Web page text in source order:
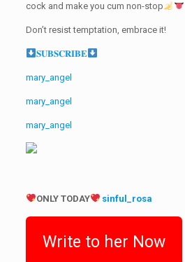
cock and make you cum non-stop
Don’t resist temptation, embrace it!
𝐒𝐔𝐁𝐒𝐂𝐑𝐈𝐁𝐄
mary_angel
mary_angel
mary_angel
ONLY TODAY sinful_rosa
Write to her Now